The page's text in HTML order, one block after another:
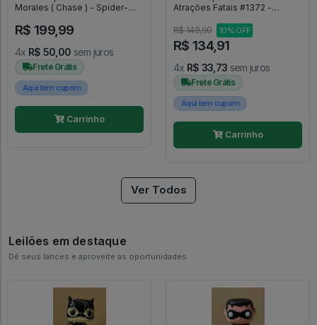
Morales ( Chase ) - Spider-
R$ 199,99
4x R$ 50,00 sem juros
Frete Grátis
Aqui tem cupom
Carrinho
Atrações Fatais #1372 -
Corps - Marvel Collector
Corps #1372
R$ 149,90 10% OFF
R$ 134,91
4x R$ 33,73 sem juros
Frete Grátis
Aqui tem cupom
Carrinho
Ver Todos
Leilões em destaque
Dê seus lances e aproveite as oportunidades